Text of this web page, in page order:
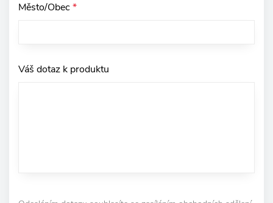
Město/Obec*
Váš dotaz k produktu